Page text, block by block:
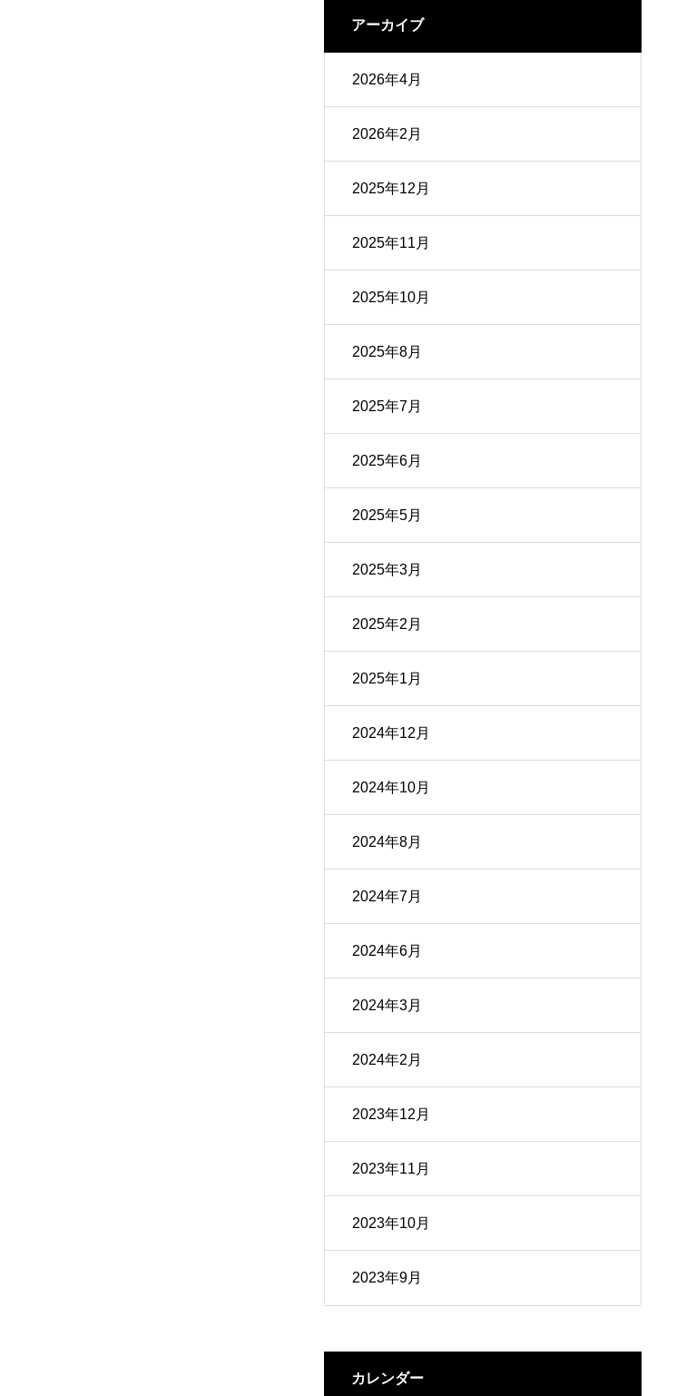
アーカイブ
2026年4月
2026年2月
2025年12月
2025年11月
2025年10月
2025年8月
2025年7月
2025年6月
2025年5月
2025年3月
2025年2月
2025年1月
2024年12月
2024年10月
2024年8月
2024年7月
2024年6月
2024年3月
2024年2月
2023年12月
2023年11月
2023年10月
2023年9月
カレンダー